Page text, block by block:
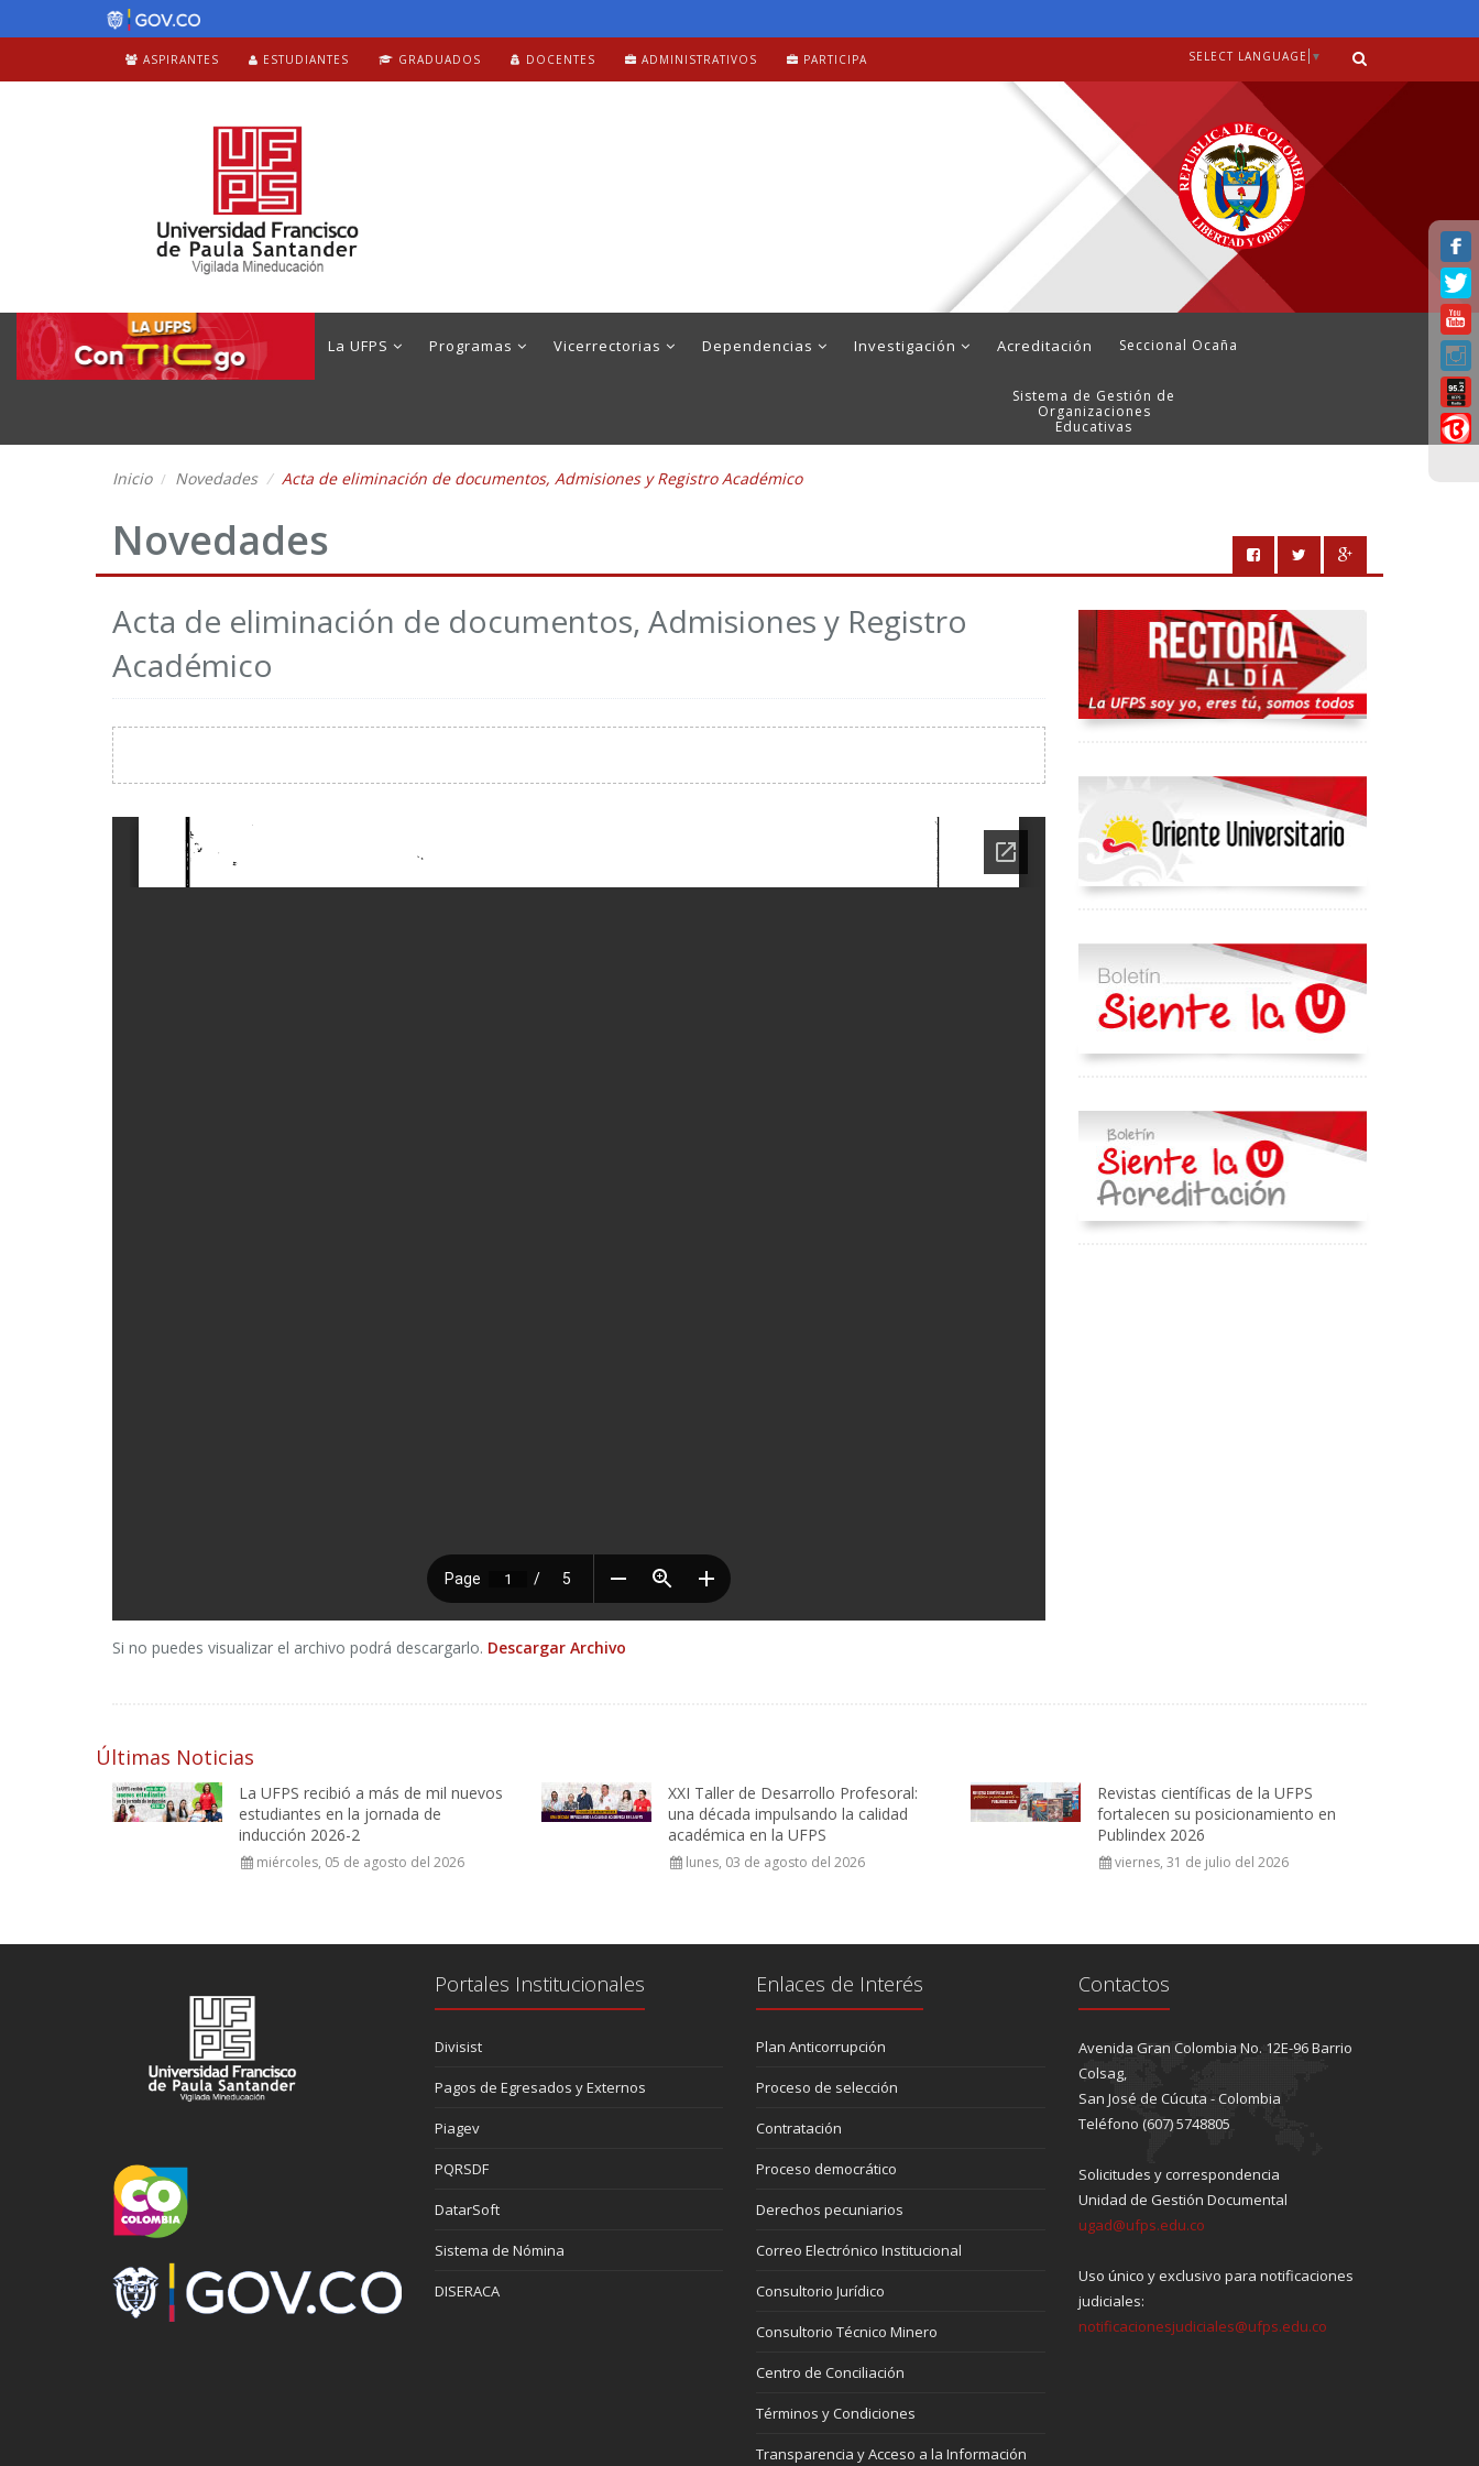
ASPIRANTES ESTUDIANTES GRADUADOS DOCENTES ADMINISTRATIVOS PARTICIPA SELECT LANGUAGE ▼
La UFPS Programas Vicerrectorias Dependencias Investigación Acreditación Seccional Ocaña
Sistema de Gestión de
Organizaciones
Educativas
Inicio Novedades Acta de eliminación de documentos, Admisiones y Registro Académico
Novedades
Acta de eliminación de documentos, Admisiones y Registro
Académico
Si no puedes visualizar el archivo podrá descargarlo. Descargar Archivo
Últimas Noticias
La UFPS recibió a más de mil nuevos
estudiantes en la jornada de
inducción 2026-2
miércoles, 05 de agosto del 2026
XXI Taller de Desarrollo Profesoral:
una década impulsando la calidad
académica en la UFPS
lunes, 03 de agosto del 2026
Revistas científicas de la UFPS
fortalecen su posicionamiento en
Publindex 2026
viernes, 31 de julio del 2026
Portales Institucionales
Divisist
Pagos de Egresados y Externos
Piagev
PQRSDF
DatarSoft
Sistema de Nómina
DISERACA
Enlaces de Interés
Plan Anticorrupción
Proceso de selección
Contratación
Proceso democrático
Derechos pecuniarios
Correo Electrónico Institucional
Consultorio Jurídico
Consultorio Técnico Minero
Centro de Conciliación
Términos y Condiciones
Transparencia y Acceso a la Información
Contactos
Avenida Gran Colombia No. 12E-96 Barrio
Colsag,
San José de Cúcuta - Colombia
Teléfono (607) 5748805
Solicitudes y correspondencia
Unidad de Gestión Documental
ugad@ufps.edu.co
Uso único y exclusivo para notificaciones
judiciales:
notificacionesjudiciales@ufps.edu.co